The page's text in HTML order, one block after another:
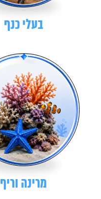
בעלי כנף
מרינה וריף